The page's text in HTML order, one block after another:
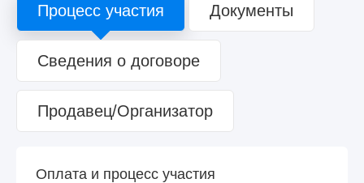
Процесс участия Документы
Сведения о договоре
Продавец/Организатор
Оплата и процесс участия